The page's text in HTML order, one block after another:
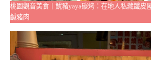
桃園觀音美食｜魷豬yaya碳烤：在地人私藏鐵皮
鹹豬肉